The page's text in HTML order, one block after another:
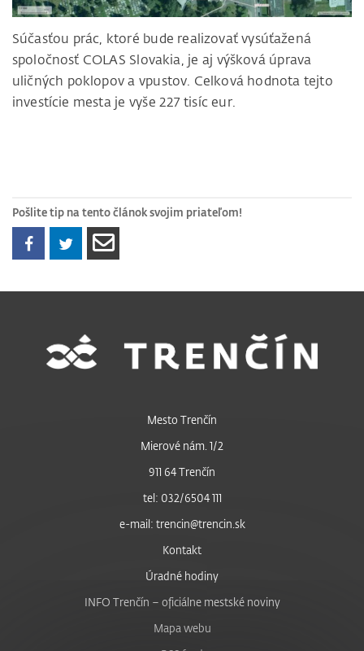
Súčasťou prác, ktoré bude realizovať vysúťažená
spoločnosť COLAS Slovakia, je aj výšková úprava
uličných poklopov a vpustov. Celková hodnota tejto
investície mesta je vyše 227 tisíc eur.
Pošlite tip na tento článok svojim priateľom!
Mesto Trenčín
Mierové nám. 1/2
911 64 Trenčín
tel: 032/6504 111
e-mail: trencin@trencin.sk
Kontakt
Úradné hodiny
INFO Trenčín – oficiálne mestské noviny
Mapa webu